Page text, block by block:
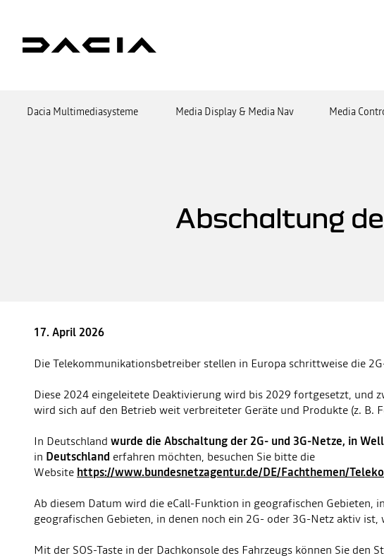
Dacia Multimediasysteme Media Display & Media Nav Media
Abschaltung
17. April 2026
Die Telekommunikationsbetreiber stellen in Europa schrittweise die
Diese 2024 eingeleitete Deaktivierung wird bis 2029 fortgesetzt, und
wird sich auf den Betrieb weit verbreiteter Geräte und Produkte (z. B.
In Deutschland wurde die Abschaltung der 2G- und 3G-Netze, in
in Deutschland erfahren möchten, besuchen Sie bitte die
Website https://www.bundesnetzagentur.de/DE/Fachthemen/
Ab diesem Datum wird die eCall-Funktion in geografischen Gebieten,
geografischen Gebieten, in denen noch ein 2G- oder 3G-Netz aktiv
Mit der SOS-Taste in der Dachkonsole des Fahrzeugs können Sie